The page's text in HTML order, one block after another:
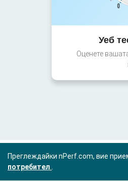
Уеб
Оценете
Преглеждайки nPerf.com, вие
потребител